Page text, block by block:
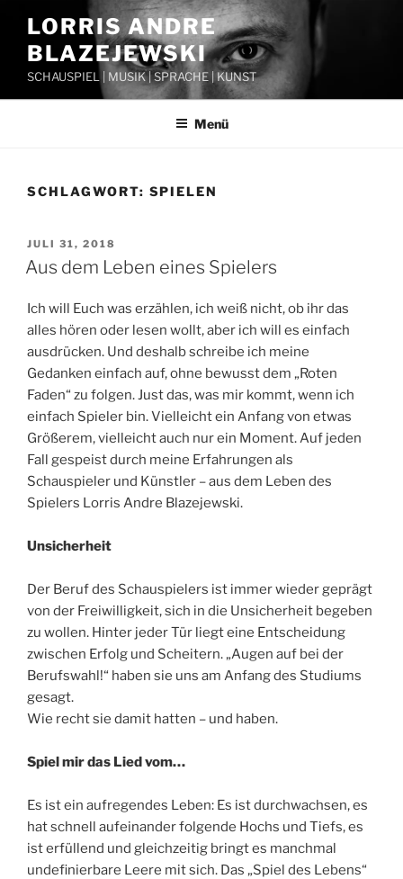
Inhalt
springen
LORRIS ANDRE
BLAZEJEWSKI
SCHAUSPIEL | MUSIK | SPRACHE | KUNST
Menü
SCHLAGWORT: SPIELEN
VERÖFFENTLICHT
AM
JULI 31, 2018
Aus dem Leben eines Spielers
Ich will Euch was erzählen, ich weiß nicht, ob ihr das
alles hören oder lesen wollt, aber ich will es einfach
ausdrücken. Und deshalb schreibe ich meine
Gedanken einfach auf, ohne bewusst dem „Roten
Faden“ zu folgen. Just das, was mir kommt, wenn ich
einfach Spieler bin. Vielleicht ein Anfang von etwas
Größerem, vielleicht auch nur ein Moment. Auf jeden
Fall gespeist durch meine Erfahrungen als
Schauspieler und Künstler – aus dem Leben des
Spielers Lorris Andre Blazejewski.
Unsicherheit
Der Beruf des Schauspielers ist immer wieder geprägt
von der Freiwilligkeit, sich in die Unsicherheit begeben
zu wollen. Hinter jeder Tür liegt eine Entscheidung
zwischen Erfolg und Scheitern. „Augen auf bei der
Berufswahl!“ haben sie uns am Anfang des Studiums
gesagt.
Wie recht sie damit hatten – und haben.
Spiel mir das Lied vom…
Es ist ein aufregendes Leben: Es ist durchwachsen, es
hat schnell aufeinander folgende Hochs und Tiefs, es
ist erfüllend und gleichzeitig bringt es manchmal
undefinierbare Leere mit sich. Das „Spiel des Lebens“